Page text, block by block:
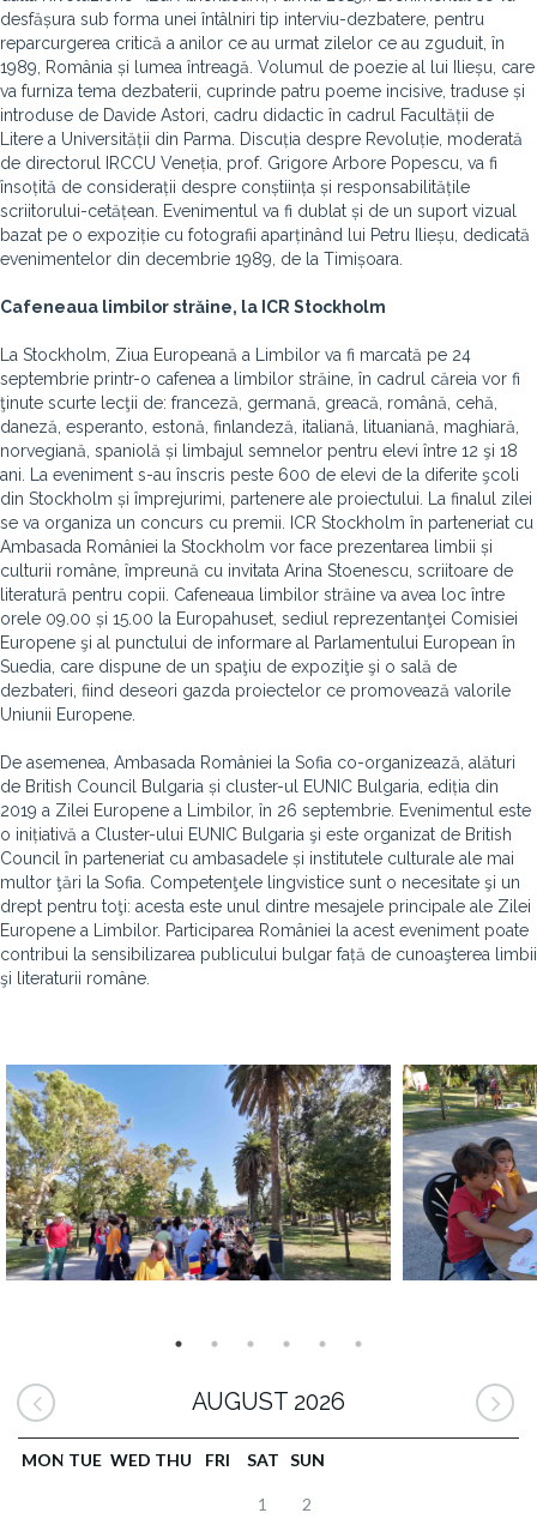
desfășura sub forma unei întâlniri tip interviu-dezbatere, pentru
reparcurgerea critică a anilor ce au urmat zilelor ce au zguduit, în
1989, România și lumea întreagă. Volumul de poezie al lui Ilieșu, care
va furniza tema dezbaterii, cuprinde patru poeme incisive, traduse și
introduse de Davide Astori, cadru didactic în cadrul Facultății de
Litere a Universității din Parma. Discuția despre Revoluție, moderată
de directorul IRCCU Veneția, prof. Grigore Arbore Popescu, va fi
însoțită de considerații despre conștiința și responsabilitățile
scriitorului-cetățean. Evenimentul va fi dublat și de un suport vizual
bazat pe o expoziție cu fotografii aparținând lui Petru Ilieșu, dedicată
evenimentelor din decembrie 1989, de la Timișoara.
Cafeneaua limbilor străine, la ICR Stockholm
La Stockholm, Ziua Europeană a Limbilor va fi marcată pe 24
septembrie printr-o cafenea a limbilor străine, în cadrul căreia vor fi
ţinute scurte lecţii de: franceză, germană, greacă, română, cehă,
daneză, esperanto, estonă, finlandeză, italiană, lituaniană, maghiară,
norvegiană, spaniolă și limbajul semnelor pentru elevi între 12 şi 18
ani. La eveniment s-au înscris peste 600 de elevi de la diferite şcoli
din Stockholm și împrejurimi, partenere ale proiectului. La finalul zilei
se va organiza un concurs cu premii. ICR Stockholm în parteneriat cu
Ambasada României la Stockholm vor face prezentarea limbii și
culturii române, împreună cu invitata Arina Stoenescu, scriitoare de
literatură pentru copii. Cafeneaua limbilor străine va avea loc între
orele 09.00 și 15.00 la Europahuset, sediul reprezentanţei Comisiei
Europene şi al punctului de informare al Parlamentului European în
Suedia, care dispune de un spaţiu de expoziţie şi o sală de
dezbateri, fiind deseori gazda proiectelor ce promovează valorile
Uniunii Europene.
De asemenea, Ambasada României la Sofia co-organizează, alături
de British Council Bulgaria și cluster-ul EUNIC Bulgaria, ediția din
2019 a Zilei Europene a Limbilor, în 26 septembrie. Evenimentul este
o inițiativă a Cluster-ului EUNIC Bulgaria şi este organizat de British
Council în parteneriat cu ambasadele și institutele culturale ale mai
multor ţări la Sofia. Competenţele lingvistice sunt o necesitate şi un
drept pentru toţi: acesta este unul dintre mesajele principale ale Zilei
Europene a Limbilor. Participarea României la acest eveniment poate
contribui la sensibilizarea publicului bulgar față de cunoaşterea limbii
şi literaturii române.
AUGUST 2026
MON TUE WED THU FRI SAT SUN
1 2